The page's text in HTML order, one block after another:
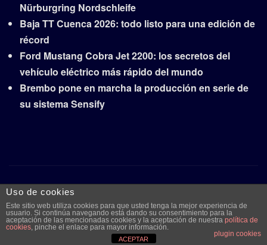
Nürburgring Nordschleife
Baja TT Cuenca 2026: todo listo para una edición de
récord
Ford Mustang Cobra Jet 2200: los secretos del
vehículo eléctrico más rápido del mundo
Brembo pone en marcha la producción en serie de
su sistema Sensify
Copyright © 2026 | Funciona conWordPress|Frankfurt
Newspor ThemeArile
Aviso legal y Publicidad Contacto
Uso de cookies
Este sitio web utiliza cookies para que usted tenga la mejor experiencia de
usuario. Si continúa navegando está dando su consentimiento para la
aceptación de las mencionadas cookies y la aceptación de nuestra política de
cookies, pinche el enlace para mayor información.
plugin cookies
ACEPTAR